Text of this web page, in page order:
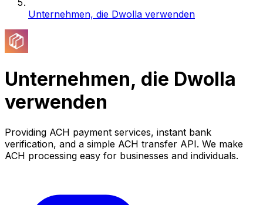
Unternehmen, die Dwolla verwenden
Unternehmen, die Dwolla
verwenden
Providing ACH payment services, instant bank
verification, and a simple ACH transfer API. We make
ACH processing easy for businesses and individuals.